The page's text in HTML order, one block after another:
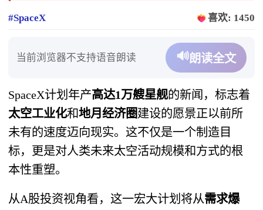
#SpaceX 喜欢: 1450
当前浏览器不支持语音朗读 🔊朗读全文
SpaceX计划年产高达1万艘星舰的新闻，标志着
太空工业化和地月经济圈建设的愿景正以前所
未有的速度迈向现实。这不仅是一个制造目
标，更是对人类未来太空活动规模和方式的根
本性重塑。
从A股投资视角看，这一宏大计划将从需求爆